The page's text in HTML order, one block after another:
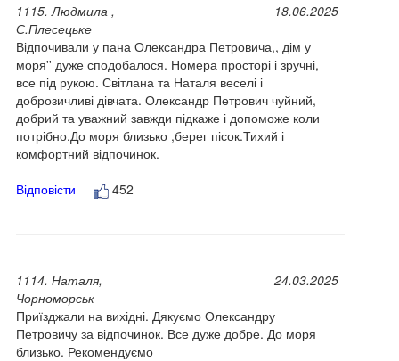
1115. Людмила ,
С.Плесецьке
18.06.2025
Відпочивали у пана Олександра Петровича,, дім у
моря'' дуже сподобалося. Номера просторі і зручні,
все під рукою. Світлана та Наталя веселі і
доброзичливі дівчата. Олександр Петрович чуйний,
добрий та уважний завжди підкаже і допоможе коли
потрібно.До моря близько ,берег пісок.Тихий і
комфортний відпочинок.
Відповісти
452
1114. Наталя,
Чорноморськ
24.03.2025
Приїзджали на вихідні. Дякуємо Олександру
Петровичу за відпочинок. Все дуже добре. До моря
близько. Рекомендуємо